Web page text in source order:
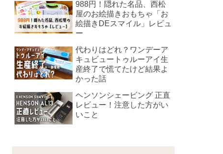
988円！隠れた名品、西松
屋のお絵描きおもちゃ「お
絵描きDEスマイル」レビュ
ー
代わりはどれ？ワンデーア
キュビュートゥルーアイ生
産終了で慌てたけど結果よ
かった話
ヘンソンシェービング 正直
レビュー！注意した方がい
いこと